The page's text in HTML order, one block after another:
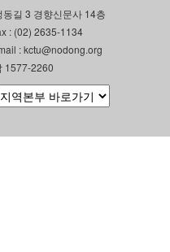
길 3 경향신문사 14층
: (02) 2635-1134
: kctu@nodong.org
1577-2260